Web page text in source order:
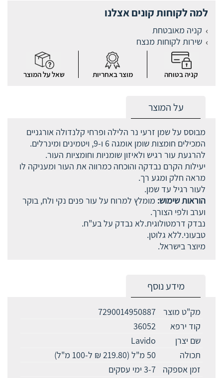
למה לקוחות קונים אצלנו
קניה מאובטחת
שירות לקוחות מנצח
קניה בטוחה מוצר באחריות שאל על המוצר
על המוצר
מבוסס על שמן זרעי נר הלילה ופרחי קלנדולה אורגניים
המכילים חומצות שומן אומגה 6 ו-9, ויטמינים ומינרלים.
להרגעת עור רגיש ולאיזון שומניות וחומציות העור.
יעילות הקרם נבדקה והוכחה כמרווה את העור ומעניקה לו
מראה חלק ומגע רך.
לעור רגיל עד שמן.
הוראות שימוש: מומלץ למרוח על עור פנים נקי ולח, בוקר
וערב ולפי הצורך.
נבדק דרמטולוגית.לא נבדק על בע"ח.
טבעוני.ללא גלוטן.
מיוצר בישראל.
מידע נוסף
מק"ט מוצר
7290014950887
קוד ירפא
36052
שם יצרן
Lavido
תכולה
50 מ"ל (219.80 ₪ ל-100 מ"ל)
זמן אספקה
3-7 ימי עסקים